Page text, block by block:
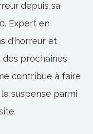
depuis sa
Expert en
d'horreur et
des prochaines
contribue à faire
suspense parmi